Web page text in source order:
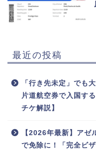
最近の投稿
「行き先未定」でも
片道航空券で入国す
チケ解説】
【2026年最新】アゼ
で免除に！「完全ビ